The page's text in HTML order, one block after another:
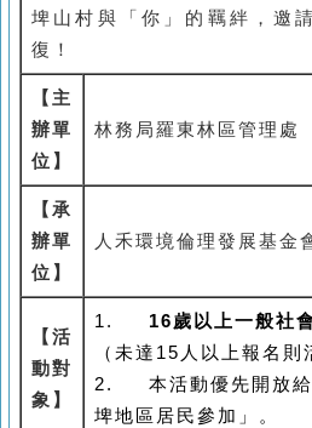
埤山村與「你」的羈絆，邀
復！
【主
辦單
位】
林務局羅東林區管理處
【承
辦單
位】
人禾環境倫理發展基金
【活
動對
象】
1. 16歲 以上一般社
（ 未達15人以上報名則
2. 本活動優先開放
埤地區居民參加」。